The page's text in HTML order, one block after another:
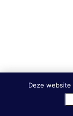
Deze